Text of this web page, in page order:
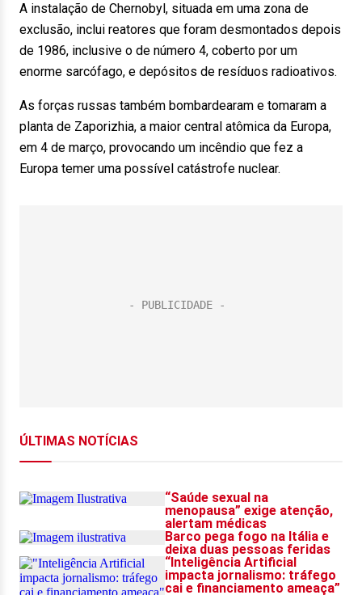
A instalação de Chernobyl, situada em uma zona de
exclusão, inclui reatores que foram desmontados depois
de 1986, inclusive o de número 4, coberto por um
enorme sarcófago, e depósitos de resíduos radioativos.
As forças russas também bombardearam e tomaram a
planta de Zaporizhia, a maior central atômica da Europa,
em 4 de março, provocando um incêndio que fez a
Europa temer uma possível catástrofe nuclear.